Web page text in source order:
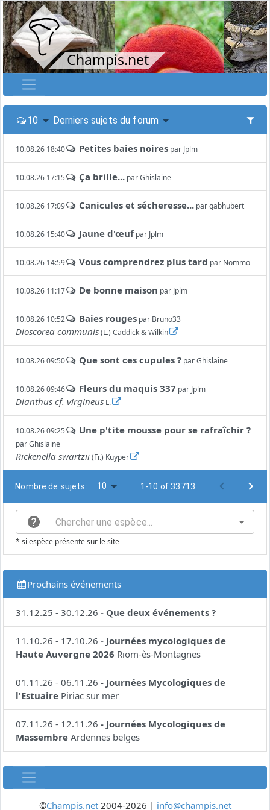
Champis.net
10 Derniers sujets du forum
10.08.26 18:40 Petites baies noires par Jplm
10.08.26 17:15 Ça brille... parGhislaine
10.08.26 17:09 Canicules et sécheresse... pargabhubert
10.08.26 15:40 Jaune d'œufpar Jplm
10.08.26 14:59 Vous comprendrez plus tard par Nommo
10.08.26 11:17 De bonne maison par Jplm
10.08.26 10:52 Baies rouges par Bruno33
Dioscorea communis(L.) Caddick & Wilkin
10.08.26 09:50 Que sont ces cupules ? parGhislaine
10.08.26 09:46 Fleurs du maquis 337 par Jplm
Dianthus cf. virgineus L.
10.08.26 09:25 Une p'tite mousse pour se rafraîchir ?
parGhislaine
Rickenella swartzii(Fr.) Kuyper
Nombre de sujets: 10 1-10 of 33713
* si espèce présente sur le site
Prochains événements
31.12.25 - 30.12.26 - Que deux événements ?
11.10.26 - 17.10.26 - Journées mycologiques de
Haute Auvergne 2026 Riom-ès-Montagnes
01.11.26 - 06.11.26 - Journées Mycologiques de
l'Estuaire Piriac sur mer
07.11.26 - 12.11.26 - Journées Mycologiques de
Massembre Ardennes belges
©Champis.net2004-2026 | info@champis.net